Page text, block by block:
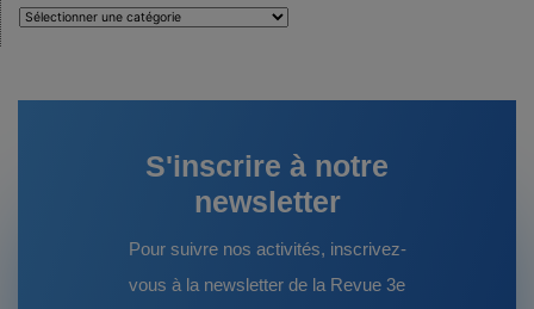
Auteurs
S'inscrire à notre
newsletter
Pour suivre nos activités, inscrivez-
vous à la newsletter de la Revue 3e